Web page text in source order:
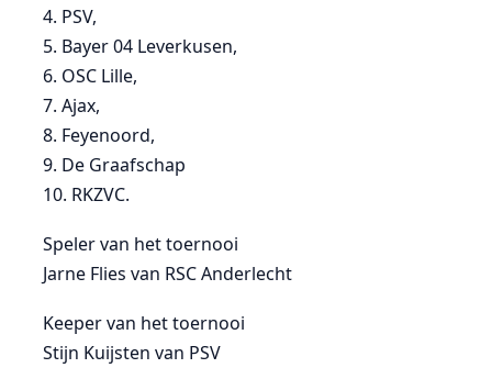
4. PSV,
5. Bayer 04 Leverkusen,
6. OSC Lille,
7. Ajax,
8. Feyenoord,
9. De Graafschap
10. RKZVC.
Speler van het toernooi
Jarne Flies van RSC Anderlecht
Keeper van het toernooi
Stijn Kuijsten van PSV